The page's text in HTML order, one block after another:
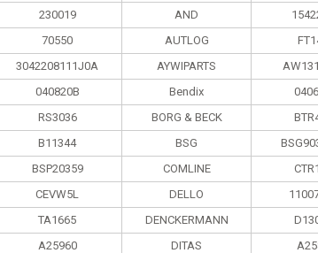
230019 AND
70550 AUTLOG
3042208111J0A AYWIPARTS
040820B Bendix
RS3036 BORG & BECK
B11344 BSG
BSP20359 COMLINE
CEVW5L DELLO
TA1665 DENCKERMANN
A25960 DITAS